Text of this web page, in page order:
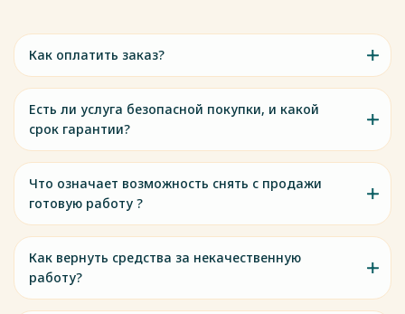
Как оплатить заказ?
Есть ли услуга безопасной покупки, и какой
срок гарантии?
Что означает возможность снять с продажи
готовую работу ?
Как вернуть средства за некачественную
работу?